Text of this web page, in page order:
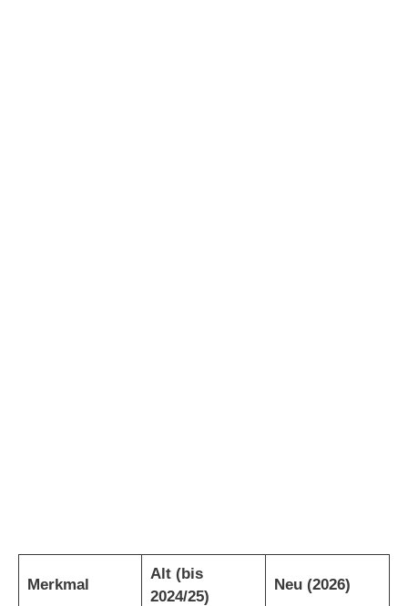
Merkmal
Alt (bis
2024/25)
Neu (2026)